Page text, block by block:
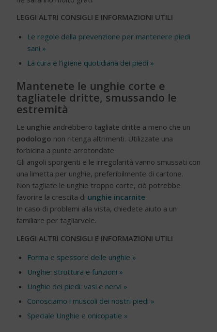
LEGGI ALTRI CONSIGLI E INFORMAZIONI UTILI
Le regole della prevenzione per mantenere piedi
sani »
La cura e l’igiene quotidiana dei piedi »
Mantenete le unghie corte e
tagliatele dritte, smussando le
estremità
Le unghie andrebbero tagliate dritte a meno che un
podologo non ritenga altrimenti. Utilizzate una
forbicina a punte arrotondate.
Gli angoli sporgenti e le irregolarità vanno smussati con
una limetta per unghie, preferibilmente di cartone.
Non tagliate le unghie troppo corte, ciò potrebbe
favorire la crescita di unghie incarnite.
In caso di problemi alla vista, chiedete aiuto a un
familiare per tagliarvele.
LEGGI ALTRI CONSIGLI E INFORMAZIONI UTILI
Forma e spessore delle unghie »
Unghie: struttura e funzioni »
Unghie dei piedi: vasi e nervi »
Conosciamo i muscoli dei nostri piedi »
Speciale Unghie e onicopatie »